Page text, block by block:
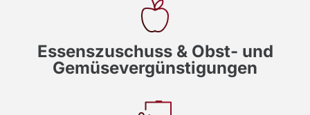
Essenszuschuss & Obst- und
Gemüsevergünstigungen